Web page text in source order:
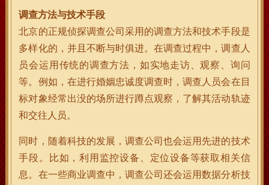
调查方法与技术手段
北京的正规侦探调查公司采用的调查方法和技术手段是
多样化的，并且不断与时俱进。在调查过程中，调查人
员会运用传统的调查方法，如实地走访、观察、询问
等。例如，在进行婚姻忠诚度调查时，调查人员会在目
标对象经常出没的场所进行蹲点观察，了解其活动轨迹
和交往人员。
同时，随着科技的发展，调查公司也会运用先进的技术
手段。比如，利用监控设备、定位设备等获取相关信
息。在一些商业调查中，调查公司还会运用数据分析技